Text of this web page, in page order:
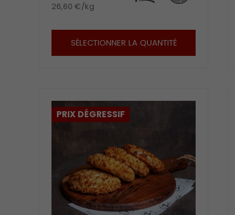
26,60 €/kg
SÉLECTIONNER LA QUANTITÉ
PRIX DÉGRESSIF